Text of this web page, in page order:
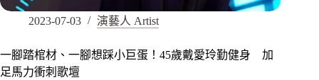
2023-07-03 演藝人 Artist
一腳踏棺材、一腳想踩小巨蛋！45歲戴愛玲勤健身 加
足馬力衝刺歌壇